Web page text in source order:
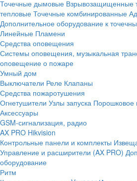
Точечные дымовые Взрывозащищенные
тепловые Точечные комбинированные
Дополнительное оборудование к
Линейные Пламени
Средства оповещения
Системы оповещения, музыкальная
оповещение о пожаре
Умный дом
Выключатели Реле Клапаны
Средства пожаротушения
Огнетушители Узлы запуска Порошковое
Аксессуары
GSM-сигнализация, радио
AX PRO Hikvision
Контрольные панели и комплекты
Управление и расширители (AX PRO)
оборудование
Ритм